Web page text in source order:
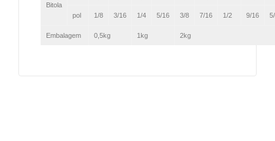
Bitola
pol 1/8 3/16 1/4 5/16 3/8 7/16 1/2 9/16
Embalagem 0,5kg 1kg 2kg